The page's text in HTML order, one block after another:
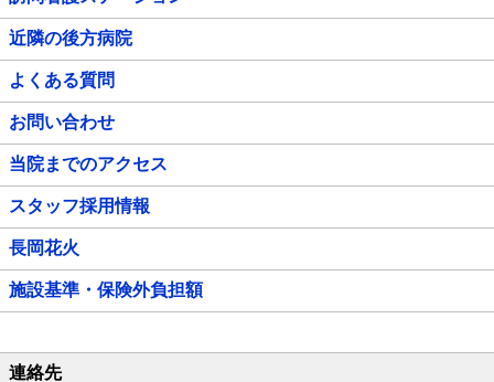
近隣の後方病院
よくある質問
お問い合わせ
当院までのアクセス
スタッフ採用情報
長岡花火
施設基準・保険外負担額
連絡先